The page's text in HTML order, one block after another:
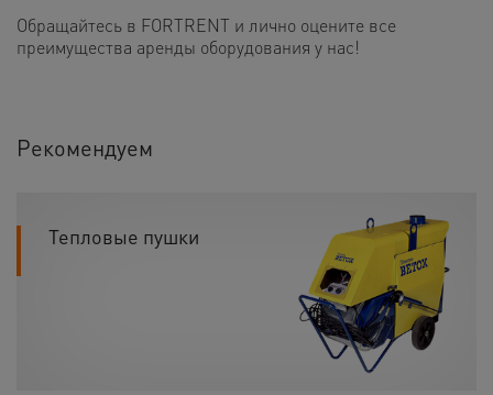
Обращайтесь в FORTRENT и лично оцените все
преимущества аренды оборудования у нас!
Рекомендуем
Тепловые пушки